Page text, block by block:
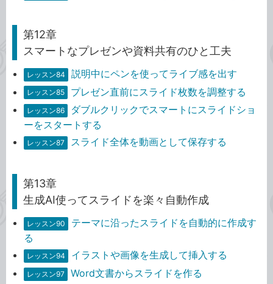
第12章
スマートなプレゼンや資料共有のひと工夫
レッスン84 説明中にペンを使ってライブ感を出す
レッスン85 プレゼン直前にスライド枚数を調整する
レッスン86
ダブルクリックでスマートにスライドショ
ーをスタートする
レッスン87 スライド全体を動画として保存する
第13章
生成AI使ってスライドを楽々自動作成
レッスン90
テーマに沿ったスライドを自動的に作成す
る
レッスン94 イラストや画像を生成して挿入する
レッスン97 Word文書からスライドを作る